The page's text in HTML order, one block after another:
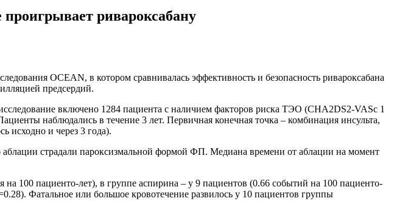
ривароксабану
OCEAN, в котором сравнивалась эффективность и безопасность ривароксабана
предсердий.
включено 1284 пациента с наличием факторов риска ТЭО (CHA2DS2-VASc 1
наблюдались в течение 3 лет. Первичная конечная точка – комбинация инсульта,
исходно и через 3 года).
страдали пароксизмальной формой ФП. Медиана времени от аблации на момент
100 пациенто-лет), в группе аспирина – у 9 пациентов (0.66 событий на 100 пациенто-
Фатальное или большое кровотечение развилось у 10 пациентов группы